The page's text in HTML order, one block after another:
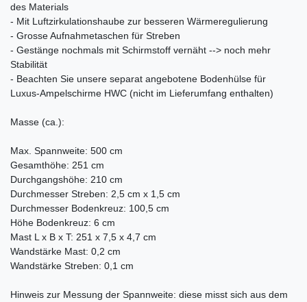
des Materials
- Mit Luftzirkulationshaube zur besseren Wärmeregulierung
- Grosse Aufnahmetaschen für Streben
- Gestänge nochmals mit Schirmstoff vernäht --> noch mehr
Stabilität
- Beachten Sie unsere separat angebotene Bodenhülse für
Luxus-Ampelschirme HWC (nicht im Lieferumfang enthalten)
Masse (ca.):
Max. Spannweite: 500 cm
Gesamthöhe: 251 cm
Durchgangshöhe: 210 cm
Durchmesser Streben: 2,5 cm x 1,5 cm
Durchmesser Bodenkreuz: 100,5 cm
Höhe Bodenkreuz: 6 cm
Mast L x B x T: 251 x 7,5 x 4,7 cm
Wandstärke Mast: 0,2 cm
Wandstärke Streben: 0,1 cm
Hinweis zur Messung der Spannweite: diese misst sich aus dem